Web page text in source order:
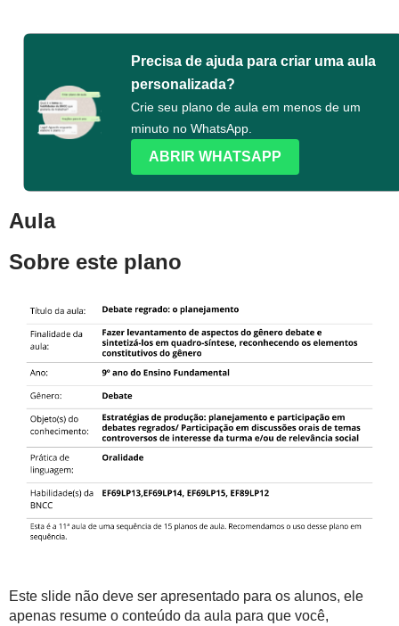
Precisa de ajuda para criar uma aula
personalizada?
Crie seu plano de aula em menos de um
minuto no WhatsApp.
ABRIR WHATSAPP
Aula
Sobre este plano
Este slide não deve ser apresentado para os alunos, ele
apenas resume o conteúdo da aula para que você,